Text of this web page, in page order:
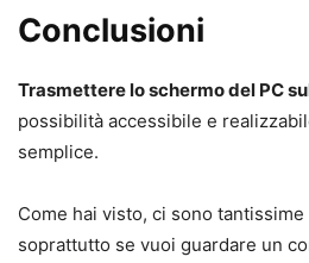
Conclusioni
Trasmettere lo schermo del PC
possibilità accessibile e
semplice.
Come hai visto, ci sono
soprattutto se vuoi guardare un